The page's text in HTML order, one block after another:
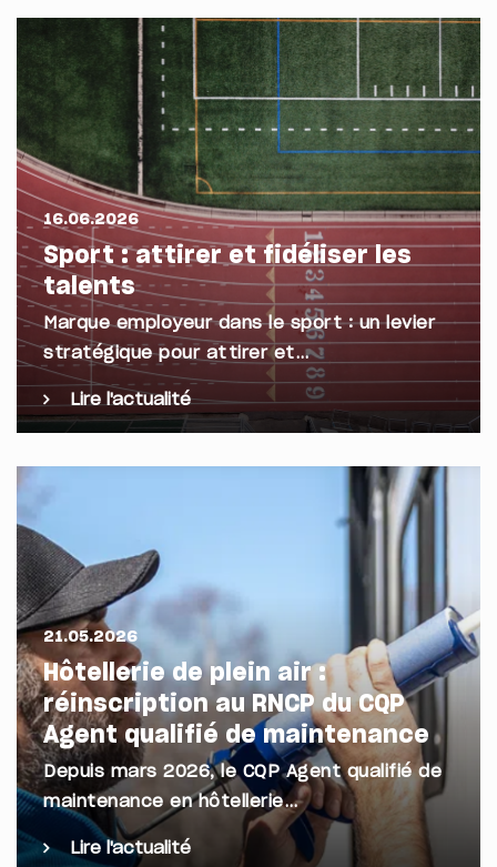
16.06.2026
Sport : attirer et fidéliser les
talents
Marque employeur dans le sport : un levier
stratégique pour attirer et…
Lire l'actualité
21.05.2026
Hôtellerie de plein air :
réinscription au RNCP du CQP
Agent qualifié de maintenance
Depuis mars 2026, le CQP Agent qualifié de
maintenance en hôtellerie…
Lire l'actualité